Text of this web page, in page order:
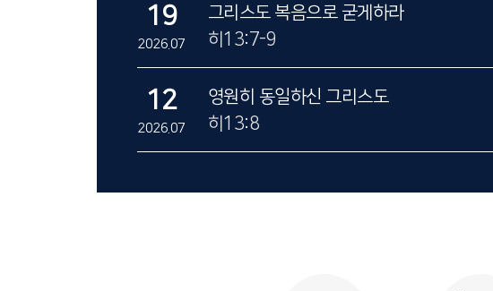
19
2026.07
그리스도 복음으로 굳게하라
히13:7-9
12
2026.07
영원히 동일하신 그리스도
히13:8